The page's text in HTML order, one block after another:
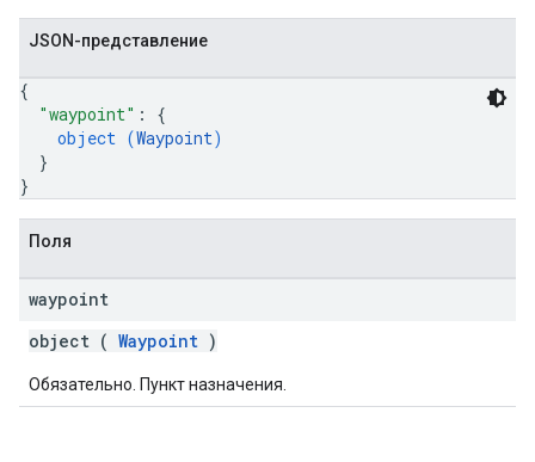
JSON-представление
{
"waypoint" : {
object (Waypoint)
}
}
Поля
waypoint
object ( Waypoint )
Обязательно. Пункт назначения.